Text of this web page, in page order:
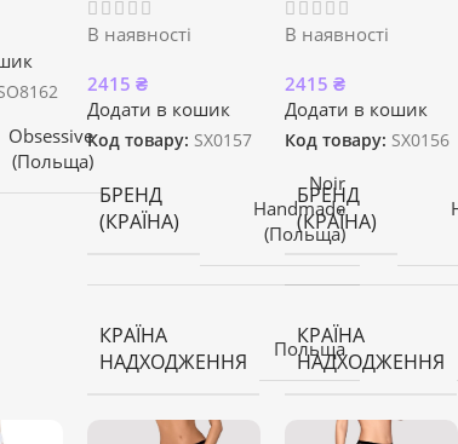
Obsessive
(Польща)
В наявності
2415 ₴
Додати в кошик
Код товару: SX0157
БРЕНД
(КРАЇНА)
Noir
Handmade
(Польща)
КРАЇНА
НАДХОДЖЕННЯ
Польща
В наявності
2415 ₴
Додати в кошик
Код товару: SX0156
БРЕНД
(КРАЇНА)
КРАЇНА
НАДХОДЖЕННЯ